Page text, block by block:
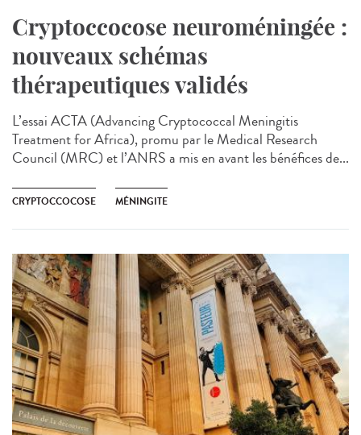
Cryptoccocose neuroméningée :
nouveaux schémas
thérapeutiques validés
L’essai ACTA (Advancing Cryptococcal Meningitis
Treatment for Africa), promu par le Medical Research
Council (MRC) et l’ANRS a mis en avant les bénéfices de...
CRYPTOCCOCOSE MÉNINGITE